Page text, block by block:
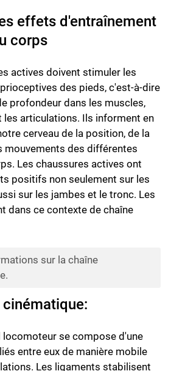
effets d'entraînement
corps
actives doivent stimuler les
des pieds, c'est-à-dire
profondeur dans les muscles,
les articulations. Ils informent en
cerveau de la position, de la
mouvements des différentes
Les chaussures actives ont
positifs non seulement sur les
sur les jambes et le tronc. Les
dans ce contexte de chaîne
sur la chaîne
cinématique:
locomoteur se compose d'une
entre eux de manière mobile
Les ligaments stabilisent